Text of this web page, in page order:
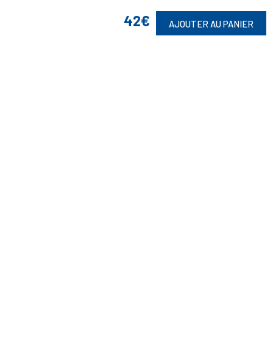
42€ AJOUTER AU PANIER
Suivez-Nous